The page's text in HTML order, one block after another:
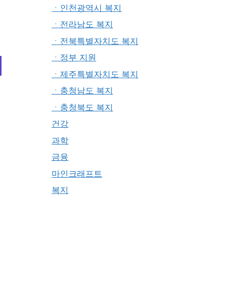
ㆍ인천광역시 복지
ㆍ전라남도 복지
ㆍ전북특별자치도 복지
ㆍ정부 지원
ㆍ제주특별자치도 복지
ㆍ충청남도 복지
ㆍ충청북도 복지
건강
과학
금융
마인크래프트
복지